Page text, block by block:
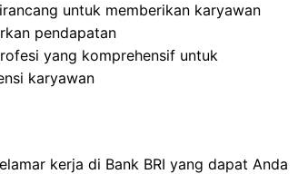
untuk memberikan karyawan
pendapatan
yang komprehensif untuk
karyawan
kerja di Bank BRI yang dapat Anda